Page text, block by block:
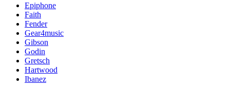
Epiphone
Faith
Fender
Gear4music
Gibson
Godin
Gretsch
Hartwood
Ibanez